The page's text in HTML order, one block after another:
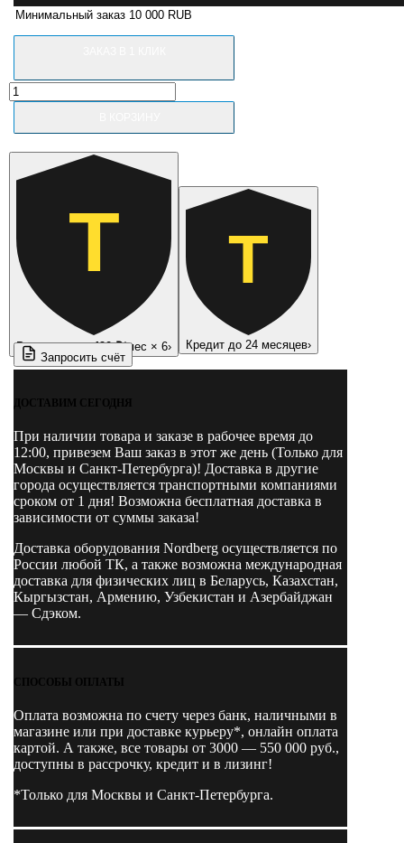
Минимальный заказ 10 000 RUB
Количество
товара
H34
Nordberg
Крюки
Т
Рассрочка —490 ₽/мес × 6›
Т
Кредит до 24 месяцев›
Запросить счёт
ДОСТАВИМ СЕГОДНЯ
При наличии товара и заказе в рабочее время до
12:00, привезем Ваш заказ в этот же день (Только для
Москвы и Санкт-Петербурга)! Доставка в другие
города осуществляется транспортными компаниями
сроком от 1 дня! Возможна бесплатная доставка в
зависимости от суммы заказа!
Доставка оборудования Nordberg осуществляется по
России любой ТК, а также возможна международная
доставка для физических лиц в Беларусь, Казахстан,
Кыргызстан, Армению, Узбекистан и Азербайджан
— Сдэком.
СПОСОБЫ ОПЛАТЫ
Оплата возможна по счету через банк, наличными в
магазине или при доставке курьеру*, онлайн оплата
картой. А также, все товары от 3000 — 550 000 руб.,
доступны в рассрочку, кредит и в лизинг!
*Только для Москвы и Санкт-Петербурга.